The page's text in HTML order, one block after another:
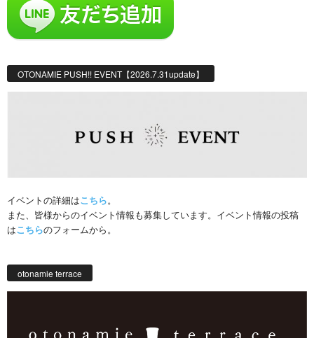
OTONAMIE PUSH!! EVENT【2026.7.31update】
イベントの詳細はこちら。
また、皆様からのイベント情報も募集しています。イベント情報の投稿
はこちらのフォームから。
otonamie terrace